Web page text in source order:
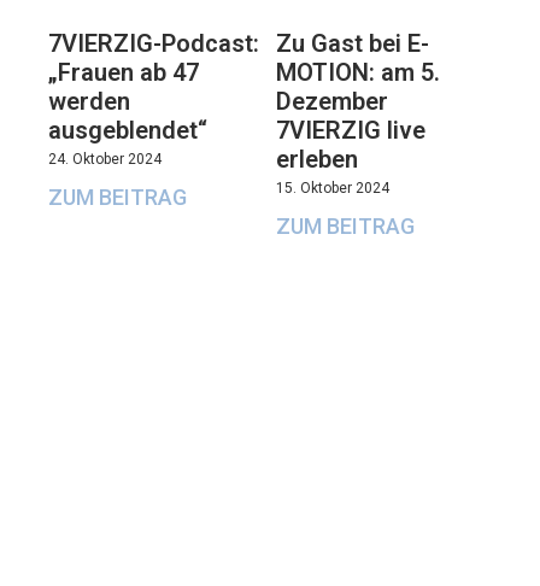
7VIERZIG-Podcast:
„Frauen ab 47
werden
ausgeblendet“
24. Oktober 2024
ZUM BEITRAG
Zu Gast bei E-
MOTION: am 5.
Dezember
7VIERZIG live
erleben
15. Oktober 2024
ZUM BEITRAG